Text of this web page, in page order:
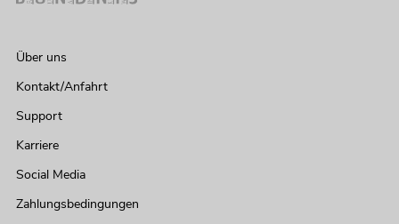
Über uns
Kontakt/Anfahrt
Support
Karriere
Social Media
Zahlungsbedingungen